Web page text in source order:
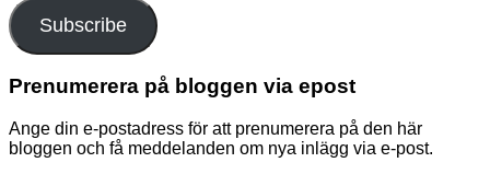
Subscribe
Prenumerera på bloggen via epost
Ange din e-postadress för att prenumerera på den här
bloggen och få meddelanden om nya inlägg via e-post.